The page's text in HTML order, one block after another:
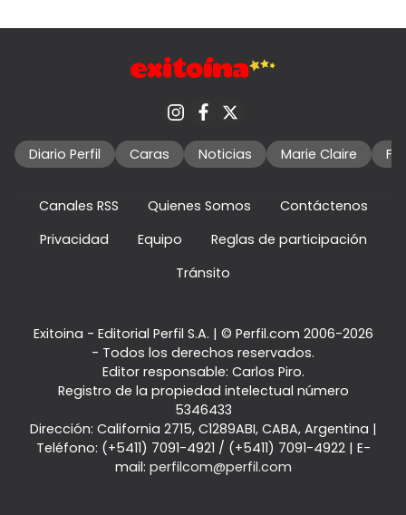
Diario Perfil Caras Noticias Marie Claire
Canales RSS Quienes Somos
Contáctenos
Privacidad
Equipo
Reglas de participación
Tránsito
Exitoina - Editorial Perfil S.A. | © Perfil.com 2006-2026
- Todos los derechos reservados.
Editor responsable: Carlos Piro.
Registro de la propiedad intelectual número
5346433
Dirección: California 2715, C1289ABI, CABA, Argentina |
Teléfono: (+5411) 7091-4921 / (+5411) 7091-4922| E-
mail: perfilcom@perfil.com